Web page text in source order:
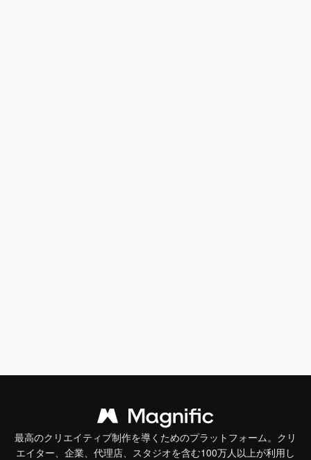
最高のクリエイティブ制作を導くためのプラットフォーム。クリ
エイター、企業、代理店、スタジオを含む100万人以上が利用し